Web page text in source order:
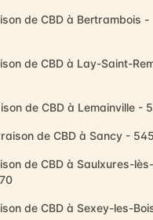
de CBD à Bertrambois -
de CBD à Lay-Saint-
de CBD à Lemainville -
de CBD à Sancy -
de CBD à Saulxures-lès-
de CBD à Sexey-les-